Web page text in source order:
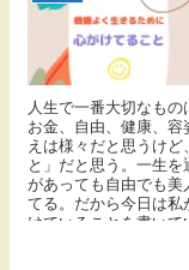
人生で一番大切なもの
お金、自由、健康、
えは様々だと思うけ
と」だと思う。一生
があっても自由でも美
てる。だから今日は
けていることを書いて